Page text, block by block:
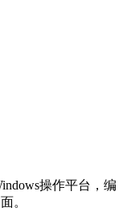
操作平台，编
。